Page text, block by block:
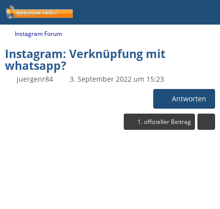
Instagram Forum
Instagram: Verknüpfung mit
whatsapp?
juergenr84 3. September 2022 um 15:23
Antworten
1. offizieller Beitrag